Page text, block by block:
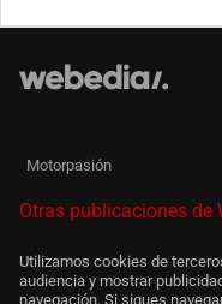
Motorpasión
Otras publicaciones de
Utilizamos cookies de
audiencia y mostrar
navegación. Si sigues